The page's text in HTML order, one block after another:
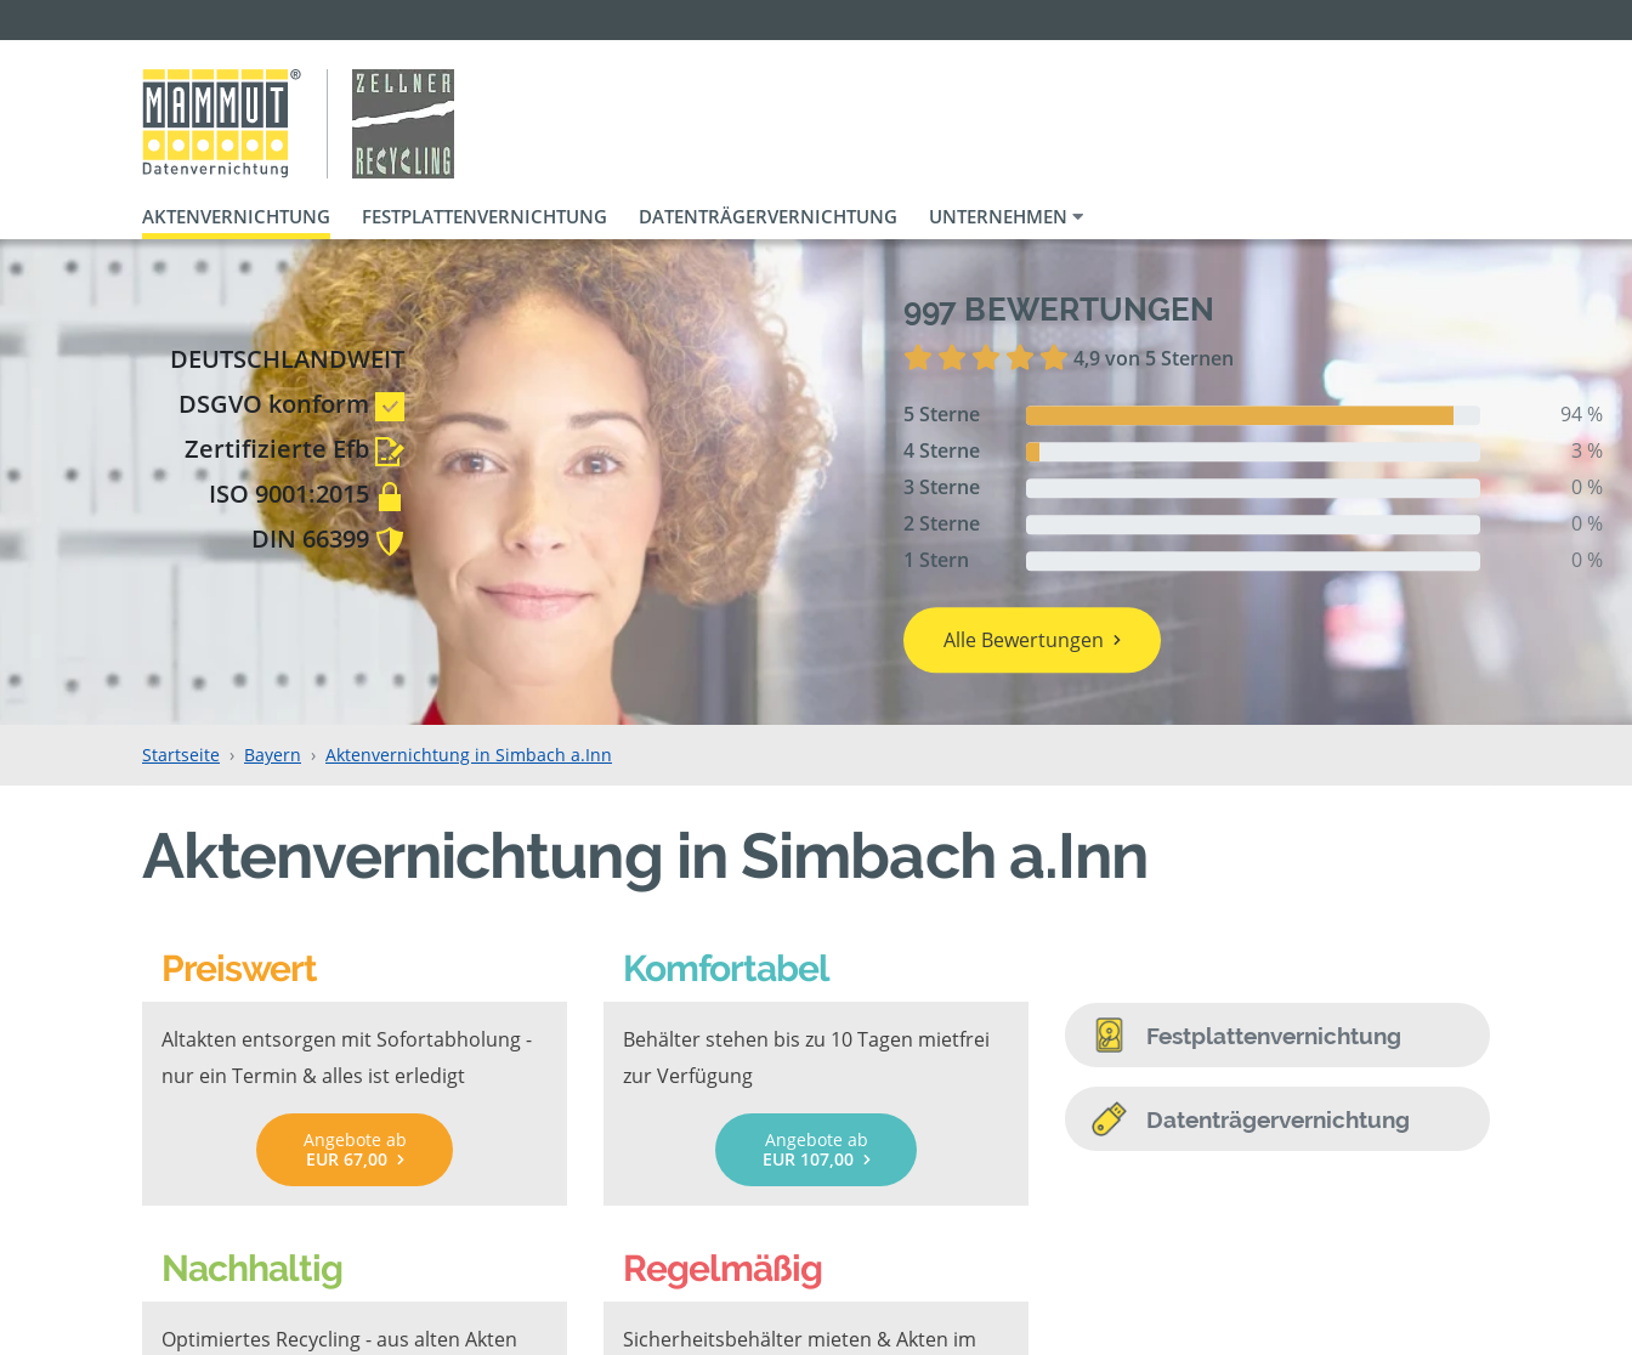
AKTENVERNICHTUNG FESTPLATTENVERNICHTUNG DATENTRÄGERVERNICHTUNG UNTERNEHMEN
DEUTSCHLANDWEIT
DSGVO konform
Zertifizierte Efb
ISO 9001:2015
DIN 66399
997 BEWERTUNGEN
4,9 von 5 Sternen
5 Sterne
94 %
4 Sterne
3 %
3 Sterne
0 %
2 Sterne
0 %
1 Stern
0 %
Alle Bewertungen
Startseite Bayern Aktenvernichtung in Simbach a.Inn
Aktenvernichtung in Simbach a.Inn
Preiswert
Altakten entsorgen mit Sofortabholung -
nur ein Termin & alles ist erledigt
Angebote ab
EUR 67,00
Komfortabel
Behälter stehen bis zu 10 Tagen mietfrei
zur Verfügung
Angebote ab
EUR 107,00
Nachhaltig
Optimiertes Recycling - aus alten Akten
Regelmäßig
Sicherheitsbehälter mieten & Akten im
Festplattenvernichtung
Datenträgervernichtung